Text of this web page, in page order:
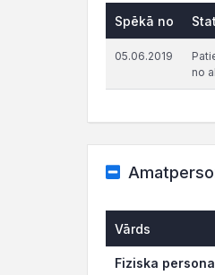
Spēkā no
05.06.2019
no
Vārds
Fiziska persona